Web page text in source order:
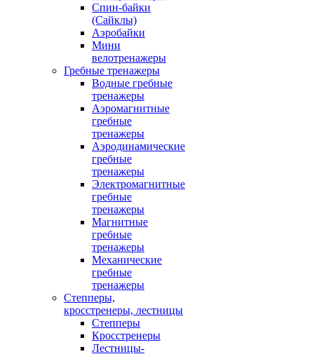
Спин-байки
(Сайклы)
Аэробайки
Мини
велотренажеры
Гребные тренажеры
Водные гребные
тренажеры
Аэромагнитные
гребные
тренажеры
Аэродинамические
гребные
тренажеры
Электромагнитные
гребные
тренажеры
Магнитные
гребные
тренажеры
Механические
гребные
тренажеры
Степперы,
кросстренеры, лестницы
Степперы
Кросстренеры
Лестницы-